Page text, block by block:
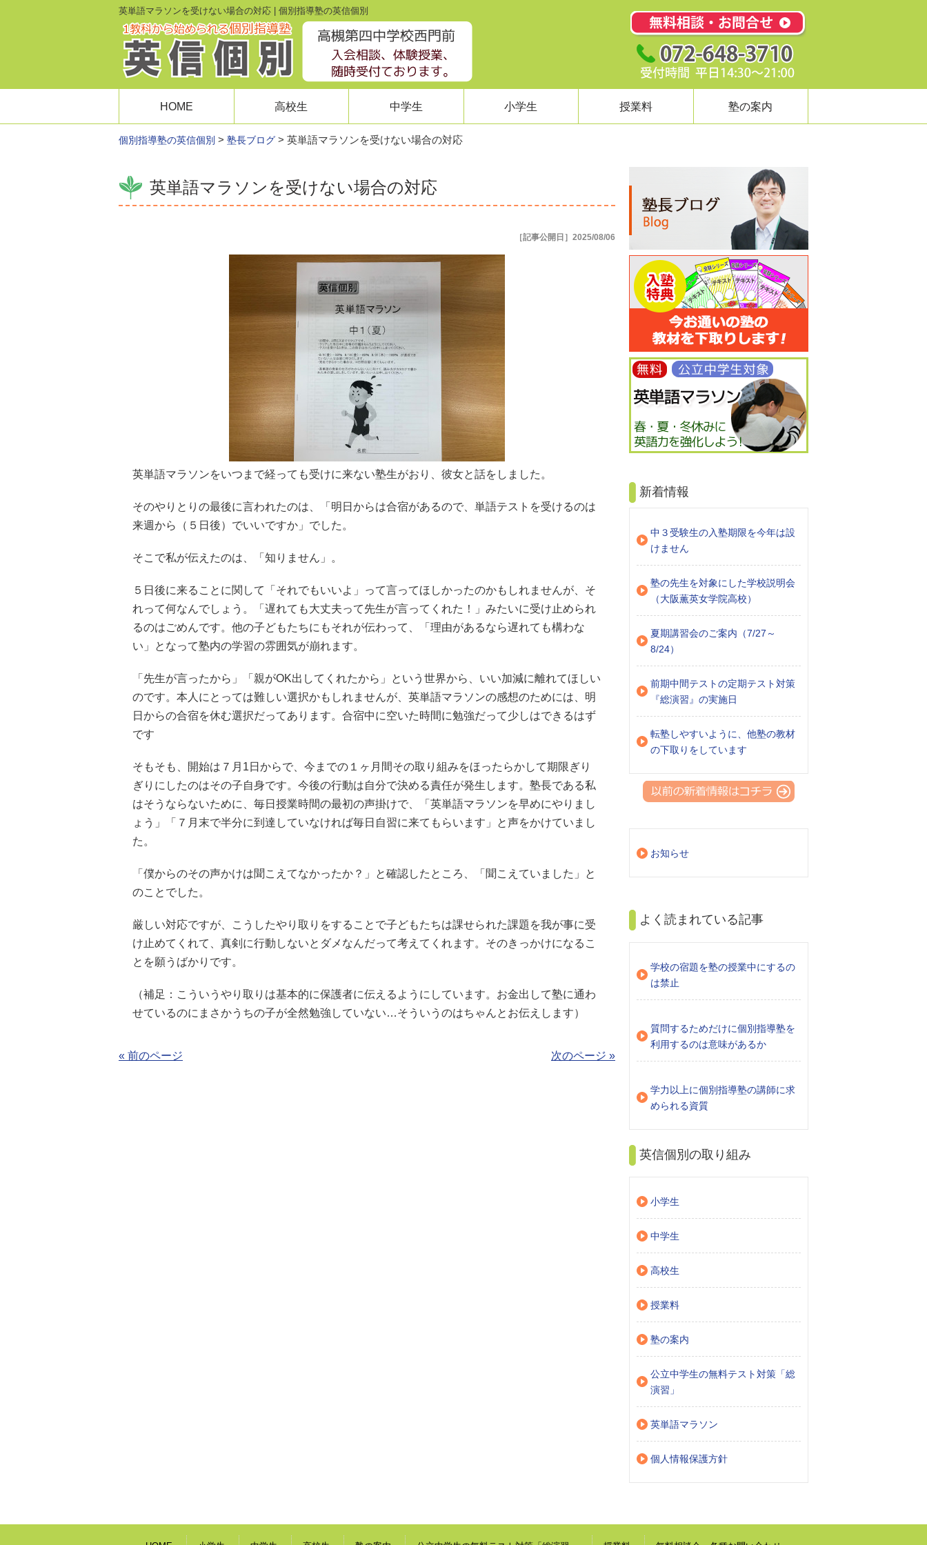
英単語マラソンを受けない場合の対応 | 個別指導塾の英信個別
HOME 高校生 中学生 小学生 授業料 塾の案内
個別指導塾の英信個別 > 塾長ブログ > 英単語マラソンを受けない場合の対応
英単語マラソンを受けない場合の対応
［記事公開日］2025/08/06
英単語マラソンをいつまで経っても受けに来ない塾生がおり、彼女と話をしました。
そのやりとりの最後に言われたのは、「明日からは合宿があるので、単語テストを受けるのは
来週から（５日後）でいいですか」でした。
そこで私が伝えたのは、「知りません」。
５日後に来ることに関して「それでもいいよ」って言ってほしかったのかもしれませんが、そ
れって何なんでしょう。「遅れても大丈夫って先生が言ってくれた！」みたいに受け止められ
るのはごめんです。他の子どもたちにもそれが伝わって、「理由があるなら遅れても構わな
い」となって塾内の学習の雰囲気が崩れます。
「先生が言ったから」「親がOK出してくれたから」という世界から、いい加減に離れてほしい
のです。本人にとっては難しい選択かもしれませんが、英単語マラソンの感想のためには、明
日からの合宿を休む選択だってあります。合宿中に空いた時間に勉強だって少しはできるはず
です
そもそも、開始は７月1日からで、今までの１ヶ月間その取り組みをほったらかして期限ぎり
ぎりにしたのはその子自身です。今後の行動は自分で決める責任が発生します。塾長である私
はそうならないために、毎日授業時間の最初の声掛けで、「英単語マラソンを早めにやりまし
ょう」「７月末で半分に到達していなければ毎日自習に来てもらいます」と声をかけていまし
た。
「僕からのその声かけは聞こえてなかったか？」と確認したところ、「聞こえていました」と
のことでした。
厳しい対応ですが、こうしたやり取りをすることで子どもたちは課せられた課題を我が事に受
け止めてくれて、真剣に行動しないとダメなんだって考えてくれます。そのきっかけになるこ
とを願うばかりです。
（補足：こういうやり取りは基本的に保護者に伝えるようにしています。お金出して塾に通わ
せているのにまさかうちの子が全然勉強していない…そういうのはちゃんとお伝えします）
« 前のページ 次のページ »
新着情報
中３受験生の入塾期限を今年は設
けません
塾の先生を対象にした学校説明会
（大阪薫英女学院高校）
夏期講習会のご案内（7/27～
8/24）
前期中間テストの定期テスト対策
『総演習』の実施日
転塾しやすいように、他塾の教材
の下取りをしています
お知らせ
よく読まれている記事
学校の宿題を塾の授業中にするの
は禁止
質問するためだけに個別指導塾を
利用するのは意味があるか
学力以上に個別指導塾の講師に求
められる資質
英信個別の取り組み
小学生
中学生
高校生
授業料
塾の案内
公立中学生の無料テスト対策「総
演習」
英単語マラソン
個人情報保護方針